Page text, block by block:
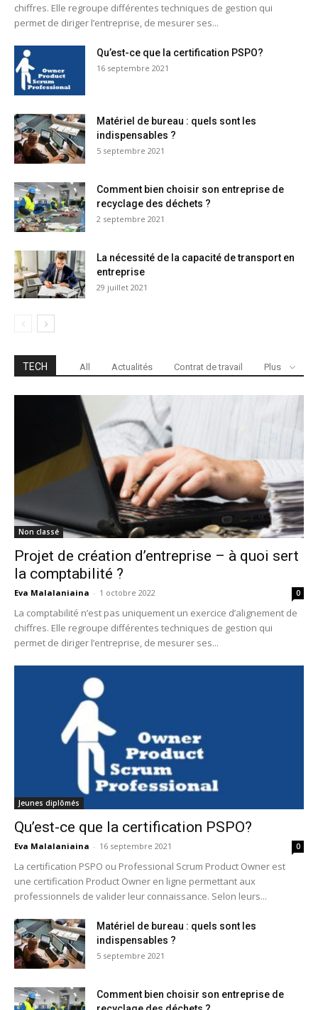
chiffres. Elle regroupe différentes techniques de gestion qui
permet de diriger l’entreprise, de mesurer ses...
Qu’est-ce que la certification PSPO?
16 septembre 2021
Matériel de bureau : quels sont les
indispensables ?
5 septembre 2021
Comment bien choisir son entreprise de
recyclage des déchets ?
2 septembre 2021
La nécessité de la capacité de transport en
entreprise
29 juillet 2021
TECH All Actualités Contrat de travail Plus
Non classé
Projet de création d’entreprise – à quoi sert
la comptabilité ?
Eva Malalaniaina - 1 octobre 2022 0
La comptabilité n’est pas uniquement un exercice d’alignement de
chiffres. Elle regroupe différentes techniques de gestion qui
permet de diriger l’entreprise, de mesurer ses...
Jeunes diplômés
Qu’est-ce que la certification PSPO?
Eva Malalaniaina - 16 septembre 2021 0
La certification PSPO ou Professional Scrum Product Owner est
une certification Product Owner en ligne permettant aux
professionnels de valider leur connaissance. Selon leurs...
Matériel de bureau : quels sont les
indispensables ?
5 septembre 2021
Comment bien choisir son entreprise de